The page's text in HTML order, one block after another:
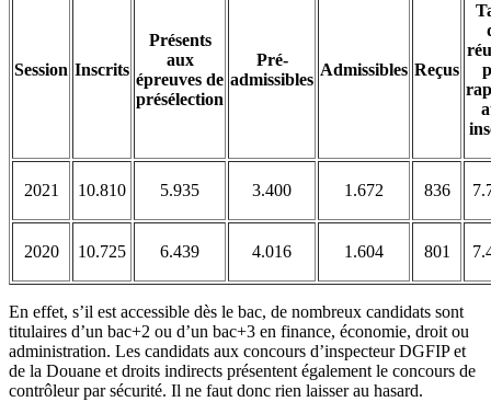
Session Inscrits
Présents
aux
épreuves de
présélection
Pré-
admissibles
Admissibles Reçus
2021 10.810 5.935 3.400 1.672 836
2020 10.725 6.439 4.016 1.604 801
En effet, s’il est accessible dès le bac, de nombreux candidats sont
titulaires d’un bac+2 ou d’un bac+3 en finance, économie, droit ou
administration. Les candidats aux concours d’inspecteur DGFIP et
de la Douane et droits indirects présentent également le concours de
contrôleur par sécurité. Il ne faut donc rien laisser au hasard.